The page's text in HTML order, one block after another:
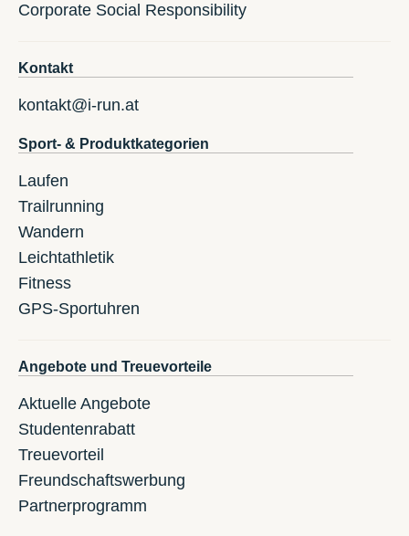
Corporate Social Responsibility
Kontakt
kontakt@i-run.at
Sport- & Produktkategorien
Laufen
Trailrunning
Wandern
Leichtathletik
Fitness
GPS-Sportuhren
Angebote und Treuevorteile
Aktuelle Angebote
Studentenrabatt
Treuevorteil
Freundschaftswerbung
Partnerprogramm